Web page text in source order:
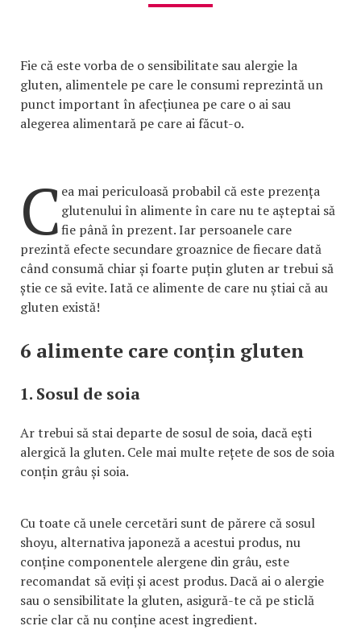
Fie că este vorba de o sensibilitate sau alergie la
gluten, alimentele pe care le consumi reprezintă un
punct important în afecțiunea pe care o ai sau
alegerea alimentară pe care ai făcut-o.
C ea mai periculoasă probabil că este prezența
glutenului în alimente în care nu te așteptai să
fie până în prezent. Iar persoanele care
prezintă efecte secundare groaznice de fiecare dată
când consumă chiar și foarte puțin gluten ar trebui să
știe ce să evite. Iată ce alimente de care nu știai că au
gluten există!
6 alimente care conțin gluten
1. Sosul de soia
Ar trebui să stai departe de sosul de soia, dacă ești
alergică la gluten. Cele mai multe rețete de sos de soia
conțin grâu și soia.
Cu toate că unele cercetări sunt de părere că sosul
shoyu, alternativa japoneză a acestui produs, nu
conține componentele alergene din grâu, este
recomandat să eviți și acest produs. Dacă ai o alergie
sau o sensibilitate la gluten, asigură-te că pe sticlă
scrie clar că nu conține acest ingredient.